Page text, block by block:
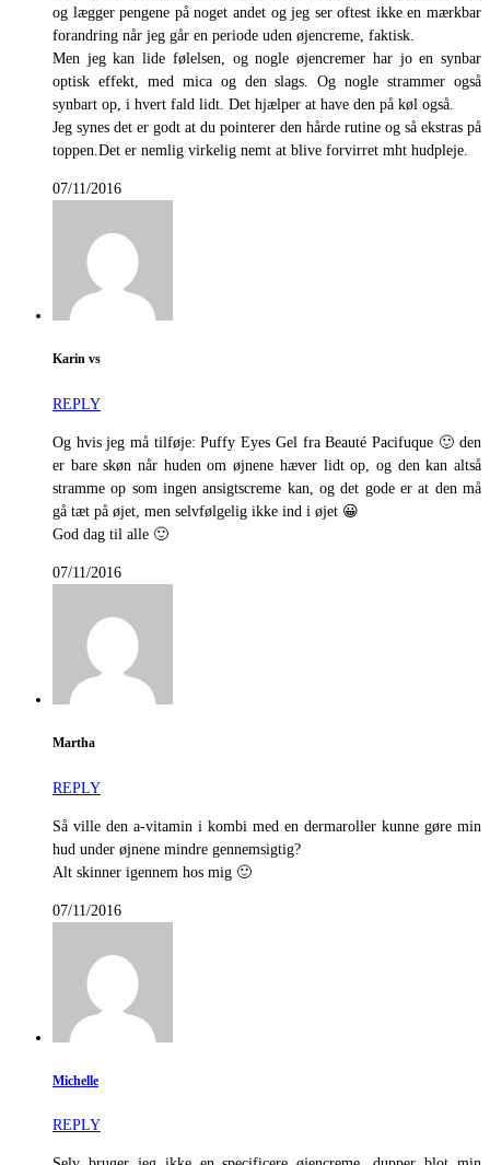
og lægger pengene på noget andet og jeg ser oftest ikke en mærkbar
forandring når jeg går en periode uden øjencreme, faktisk.
Men jeg kan lide følelsen, og nogle øjencremer har jo en synbar
optisk effekt, med mica og den slags. Og nogle strammer også
synbart op, i hvert fald lidt. Det hjælper at have den på køl også.
Jeg synes det er godt at du pointerer den hårde rutine og så ekstras på
toppen.Det er nemlig virkelig nemt at blive forvirret mht hudpleje.
07/11/2016
Karin vs
REPLY
Og hvis jeg må tilføje: Puffy Eyes Gel fra Beauté Pacifuque 🙂 den
er bare skøn når huden om øjnene hæver lidt op, og den kan altså
stramme op som ingen ansigtscreme kan, og det gode er at den må
gå tæt på øjet, men selvfølgelig ikke ind i øjet 😀
God dag til alle 🙂
07/11/2016
Martha
REPLY
Så ville den a-vitamin i kombi med en dermaroller kunne gøre min
hud under øjnene mindre gennemsigtig?
Alt skinner igennem hos mig 🙂
07/11/2016
Michelle
REPLY